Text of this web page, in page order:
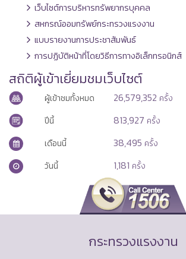
เว็บไซต์การบริหารทรัพยากรบุคคล
สหกรณ์ออมทรัพย์กระทรวงแรงงาน
แบบรายงานการประชาสัมพันธ์
การปฏิบัติหน้าที่โดยวิธีการทางอิเล็กทรอนิกส์
สถิติผู้เข้าเยี่ยมชมเว็บไซต์
ผู้เข้าชมทั้งหมด 26,579,352 ครั้ง
ปีนี้
813,927 ครั้ง
เดือนนี้
38,495 ครั้ง
วันนี้
1,181 ครั้ง
กระทรวงแรงงาน